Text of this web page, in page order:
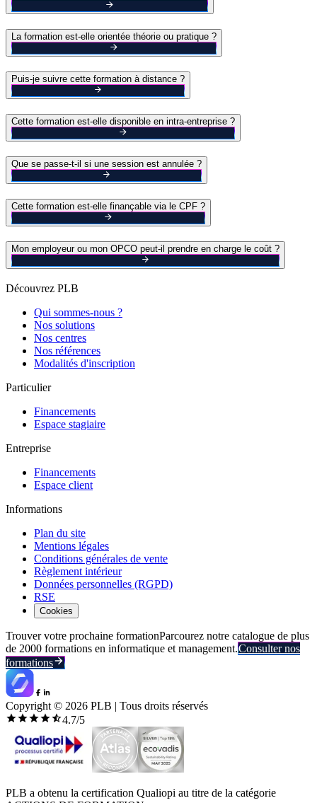
La formation est-elle orientée théorie ou pratique ?
Puis-je suivre cette formation à distance ?
Cette formation est-elle disponible en intra-entreprise ?
Que se passe-t-il si une session est annulée ?
Cette formation est-elle finançable via le CPF ?
Mon employeur ou mon OPCO peut-il prendre en charge le coût ?
Découvrez PLB
Qui sommes-nous ?
Nos solutions
Nos centres
Nos références
Modalités d'inscription
Particulier
Financements
Espace stagiaire
Entreprise
Financements
Espace client
Informations
Plan du site
Mentions légales
Conditions générales de vente
Règlement intérieur
Données personnelles (RGPD)
RSE
Cookies
Trouver votre prochaine formationParcourez notre catalogue de plus
de 2000 formations en informatique et management.Consulter nos
formations
Copyright © 2026 PLB | Tous droits réservés
4.7/5
PLB a obtenu la certification Qualiopi au titre de la catégorie